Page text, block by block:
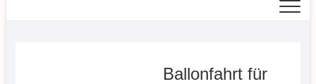
Ballonfahrt für